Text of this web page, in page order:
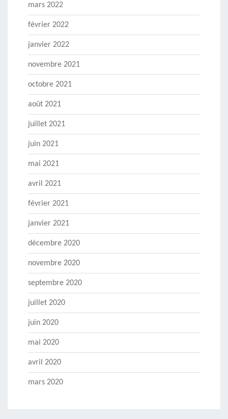
mars 2022
février 2022
janvier 2022
novembre 2021
octobre 2021
août 2021
juillet 2021
juin 2021
mai 2021
avril 2021
février 2021
janvier 2021
décembre 2020
novembre 2020
septembre 2020
juillet 2020
juin 2020
mai 2020
avril 2020
mars 2020